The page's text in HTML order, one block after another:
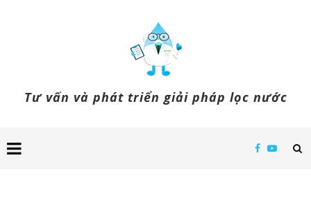
Tư vấn và phát triển giải pháp lọc nước